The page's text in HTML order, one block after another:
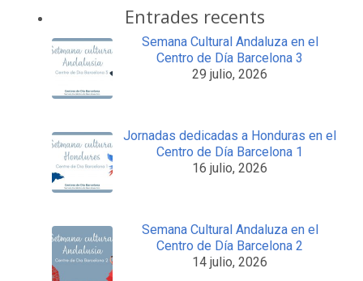
Entrades recents
Semana Cultural Andaluza en el
Centro de Día Barcelona 3
29 julio, 2026
Jornadas dedicadas a Honduras en el
Centro de Día Barcelona 1
16 julio, 2026
Semana Cultural Andaluza en el
Centro de Día Barcelona 2
14 julio, 2026